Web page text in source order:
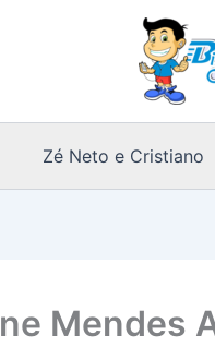
Zé Neto e Cristiano
Mendes